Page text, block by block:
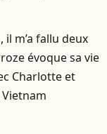
il m’a fallu deux
évoque sa vie
Charlotte et